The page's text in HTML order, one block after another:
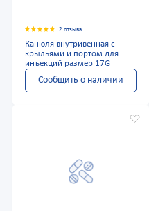
2 отзыва
Канюля внутривенная с
крыльями и портом для
инъекций размер 17G
Сообщить о наличии